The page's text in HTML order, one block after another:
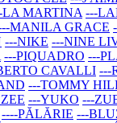
LA MARTINA ---
MANILA GRACE
---NIKE ---NINE
---PIQUADRO ---
CAVALLI ---
---TOMMY
---YUKO ---
----PĂLĂRIE ---